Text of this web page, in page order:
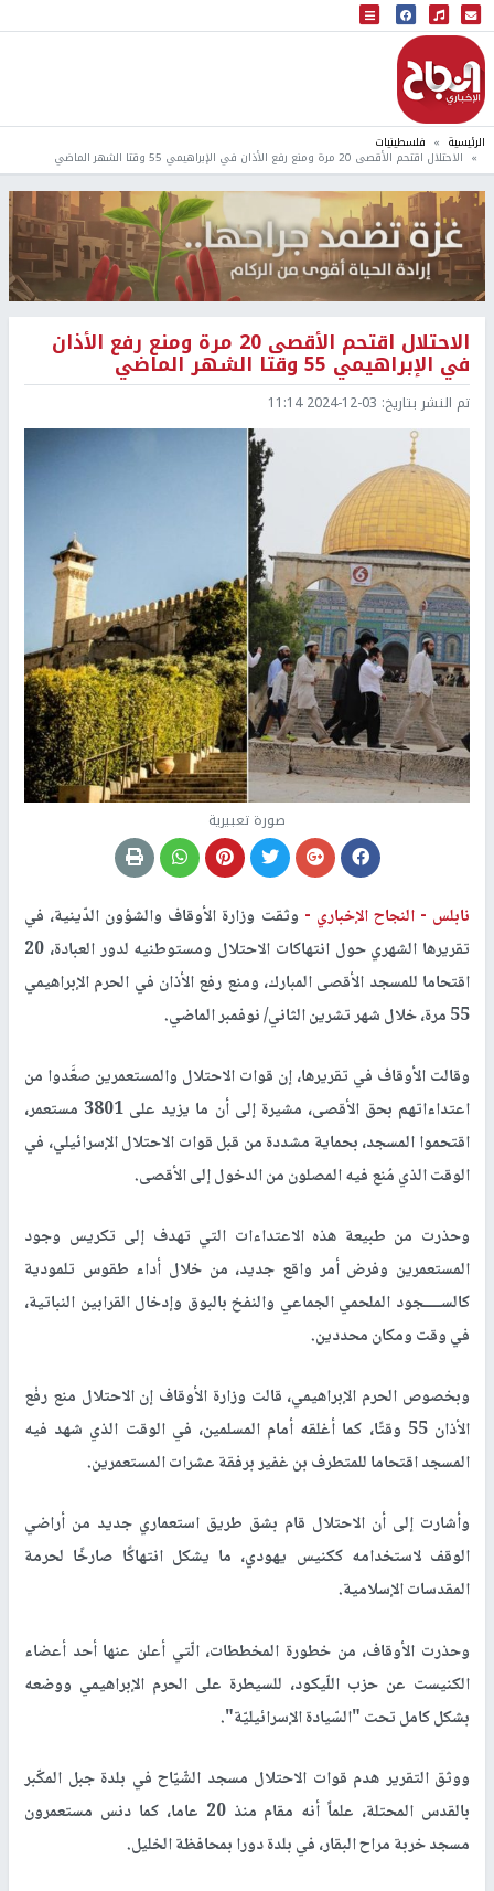
البث المباشر
إذاعة النجاح
الرئيسية فلسطينيات
الاحتلال اقتحم الأقصى 20 مرة ومنع رفع الأذان في الإبراهيمي 55 وقتا الشهر الماضي
الاحتلال اقتحم الأقصى 20 مرة ومنع رفع الأذان
في الإبراهيمي 55 وقتا الشهر الماضي
تم النشر بتاريخ: 2024-12-03 11:14
صورة تعبيرية
نابلس -النجاح الإخباري - وثقت وزارة الأوقاف والشؤون الدّينية، في
تقريرها الشهري حول انتهاكات الاحتلال ومستوطنيه لدور العبادة، 20
اقتحاما للمسجد الأقصى المبارك، ومنع رفع الأذان في الحرم الإبراهيمي
55 مرة، خلال شهر تشرين الثاني/ نوفمبر الماضي.
وقالت الأوقاف في تقريرها، إن قوات الاحتلال والمستعمرين صعَّدوا من
اعتداءاتهم بحق الأقصى، مشيرة إلى أن ما يزيد على 3801 مستعمر،
اقتحموا المسجد، بحماية مشددة من قبل قوات الاحتلال الإسرائيلي، في
الوقت الذي مُنع فيه المصلون من الدخول إلى الأقصى.
وحذرت من طبيعة هذه الاعتداءات التي تهدف إلى تكريس وجود
المستعمرين وفرض أمر واقع جديد، من خلال أداء طقوس تلمودية
كالســــجود الملحمي الجماعي والنفخ بالبوق وإدخال القرابين النباتية،
في وقت ومكان محددين.
وبخصوص الحرم الإبراهيمي، قالت وزارة الأوقاف إن الاحتلال منع رفْع
الأذان 55 وقتًا، كما أغلقه أمام المسلمين، في الوقت الذي شهد فيه
المسجد اقتحاما للمتطرف بن غفير برفقة عشرات المستعمرين.
وأشارت إلى أن الاحتلال قام بشق طريق استعماري جديد من أراضي
الوقف لاستخدامه ككنيس يهودي، ما يشكل انتهاكًا صارخًا لحرمة
المقدسات الإسلامية.
وحذرت الأوقاف، من خطورة المخططات، الّتي أعلن عنها أحد أعضاء
الكنيست عن حزب اللّيكود، للسيطرة على الحرم الإبراهيمي ووضعه
بشكل كامل تحت "السّيادة الإسرائيليّة".
ووثق التقرير هدم قوات الاحتلال مسجد الشّيّاح في بلدة جبل المكّبر
بالقدس المحتلة، علماً أنه مقام منذ 20 عاما، كما دنس مستعمرون
مسجد خربة مراح البقار، في بلدة دورا بمحافظة الخليل.